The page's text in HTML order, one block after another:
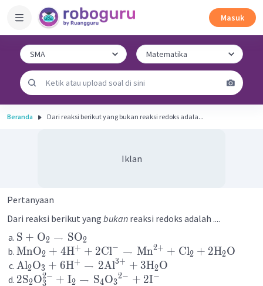
Masuk
Beranda Dari reaksi berikut yang bukan reaksi redoks adala...
Iklan
Pertanyaan
Dari reaksi berikut yang bukan reaksi redoks adalah ....
S + O2 → SO2
MnO2 + 4H+ + 2Cl− → Mn2+ + Cl2 + 2H2O
Al2O3 + 6H+ → 2Al3+ + 3H2O
2S2O3
2− + I2 → S4O3
2− + 2I−